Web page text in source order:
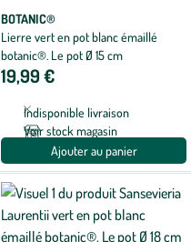
BOTANIC®
Lierre vert en pot blanc émaillé
botanic®. Le pot Ø 15 cm
19,99 €
Indisponible livraison
Voir stock magasin
Ajouter au panier